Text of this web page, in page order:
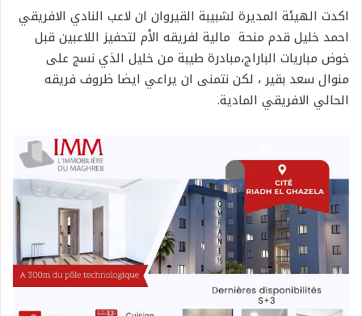
اكدت الهيئة المديرة لشبيبة القيروان ان لاعب النادي الافريقي
احمد خليل قدم منحة مالية لفريقه الأم لتحفيز اللاعبين قبل
خوض مباريات الباراج،مبادرة طيبة من خليل الذي نسج على
منوال سعد بقير ، لكن نتمنى ان يراعي ايضا ظروف فريقه
الحالي الافريقي المادية.